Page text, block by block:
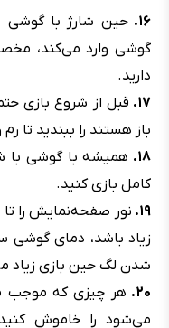
۱۶.
حین شارژ با گوشی
گوشی وارد می‌کند،
دارید.
۱۷. قبل از شروع بازی
باز هستند را ببندید تا
۱۸.
همیشه با گوشی با
کامل بازی کنید.
۱۹. نور صفحه‌نمایش را
زیاد باشد، دمای گوشی
شدن لگ حین بازی زیاد
۲۰. هر چیزی که موجب
می‌شود را خاموش